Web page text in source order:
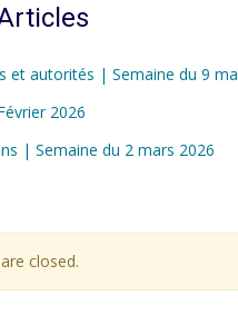
et autorités | Semaine du 9
2026
| Semaine du 2 mars 2026
closed.